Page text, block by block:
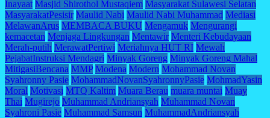
Inayaat Masjid Shirothol Mustaqiem Masyarakat Sulawesi Selatan
MasyarakatPesisir Maulid Nabi Maulid Nabi Muhammad Mediasi
MelawanArus MEMBACA BUKU Mengamuk Mengurangi
kemacetan Menjaga Lingkungan Mentawir Menteri Kebudayaan
Merah-putih MerawatPertiwi Meriahnya HUT RI Mewah
PejabatInstruksi Mendagri Minyak Goreng Minyak Goreng Mahal
MitigasiBencana MMP Modena Modern Mohammad Novan
Syahronny Pasie MohammadNovanSyahronnyPasie MohmadYasin
Moral Motivasi MTQ Kaltim Muara Berau muara muntai Muay
Thai Mugirejo Muhammad Andriansyah Muhammad Novan
Syahroni Pasie Muhammad Samsun MuhammadAndriansyah